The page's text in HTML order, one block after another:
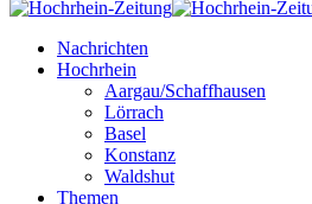
Nachrichten
Hochrhein
Aargau/Schaffhausen
Lörrach
Basel
Konstanz
Waldshut
Themen